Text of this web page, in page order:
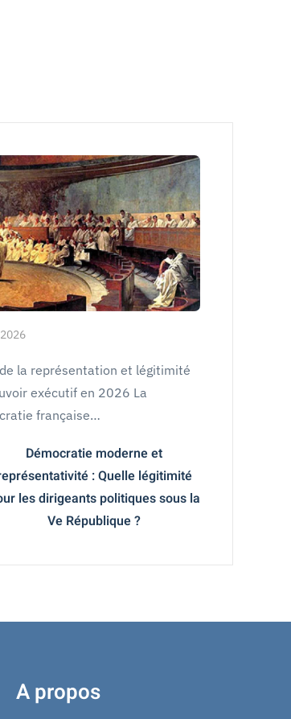
la représentation et légitimité
exécutif en 2026 La
française…
Démocratie moderne et
: Quelle légitimité
les dirigeants politiques sous la
Ve République ?
A propos